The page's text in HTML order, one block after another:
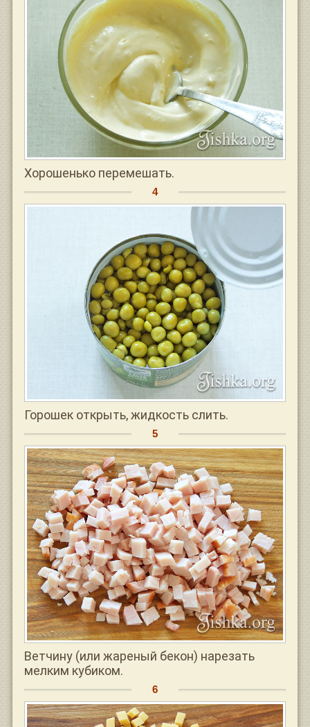
Хорошенько перемешать.
Горошек открыть, жидкость слить.
Ветчину (или жареный бекон) нарезать
мелким кубиком.